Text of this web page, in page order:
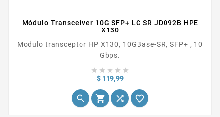
Módulo Transceiver 10G SFP+ LC SR JD092B HPE
X130
Modulo transceptor HP X130, 10GBase-SR, SFP+ , 10
Gbps.
    
$ 119,99Precio
   